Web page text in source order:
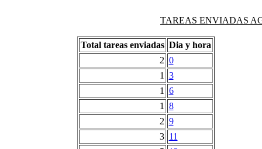
TAREAS ENVIADAS
Total tareas enviadas Dia y hora
2 0
1
3
1
6
1
8
2 9
3 11